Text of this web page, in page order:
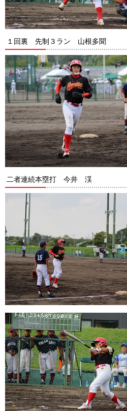
１回裏 先制３ラン 山根多聞
二者連続本塁打 今井 渓